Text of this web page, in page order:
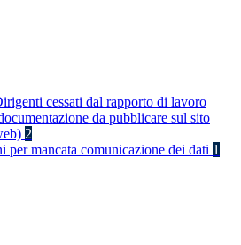
cessati dal rapporto di lavoro
da pubblicare sul sito
2
per mancata comunicazione dei dati 1